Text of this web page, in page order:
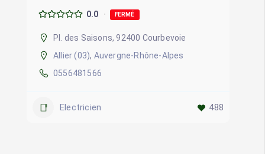
0.0 FERMÉ
Pl. des Saisons, 92400 Courbevoie
Allier (03), Auvergne-Rhône-Alpes
0556481566
Electricien 488